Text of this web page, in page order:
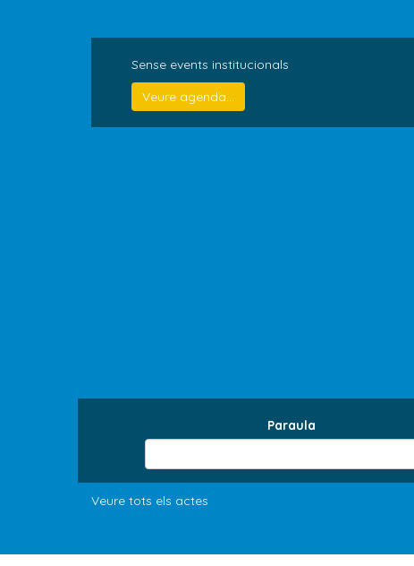
Sense events institucionals
Veure agenda...
Paraula
Veure tots els actes